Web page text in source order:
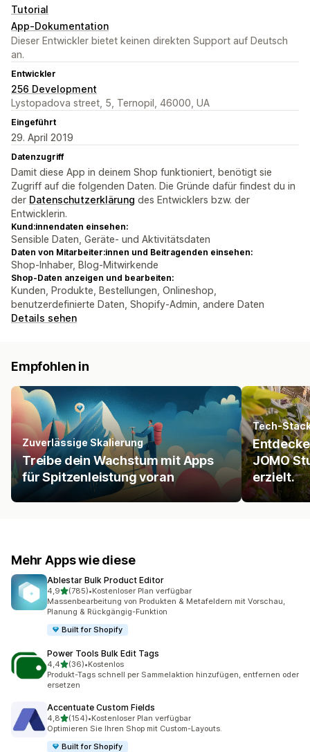
Tutorial
App-Dokumentation
Dieser Entwickler bietet keinen direkten Support auf Deutsch
an.
Entwickler
256 Development
Lystopadova street, 5, Ternopil, 46000, UA
Eingeführt
29. April 2019
Datenzugriff
Damit diese App in deinem Shop funktioniert, benötigt sie
Zugriff auf die folgenden Daten. Die Gründe dafür findest du in
der Datenschutzerklärung des Entwicklers bzw. der
Entwicklerin.
Kund:innendaten einsehen:
Sensible Daten, Geräte- und Aktivitätsdaten
Daten von Mitarbeiter:innen und Beitragenden einsehen:
Shop-Inhaber, Blog-Mitwirkende
Shop-Daten anzeigen und bearbeiten:
Kunden, Produkte, Bestellungen, Onlineshop,
benutzerdefinierte Daten, Shopify-Admin, andere Daten
Details sehen
Empfohlen in
Zuverlässige Skalierung
Treibe dein Wachstum mit Apps
für Spitzenleistung voran
Tech-
JOMO
erzielt.
Mehr Apps wie diese
Ablestar Bulk Product Editor
4,9von 5 Sternen
(785)
785 Rezensionen insgesamt
•Kostenloser Plan verfügbar
Massenbearbeitung von Produkten & Metafeldern mit Vorschau,
Planung & Rückgängig-Funktion
Built for Shopify
Power Tools Bulk Edit Tags
4,4von 5 Sternen
(36)
36 Rezensionen insgesamt
•Kostenlos
Produkt-Tags schnell per Sammelaktion hinzufügen, entfernen oder
ersetzen
Accentuate Custom Fields
4,8von 5 Sternen
(154)
154 Rezensionen insgesamt
•Kostenloser Plan verfügbar
Optimieren Sie Ihren Shop mit Custom-Layouts.
Built for Shopify